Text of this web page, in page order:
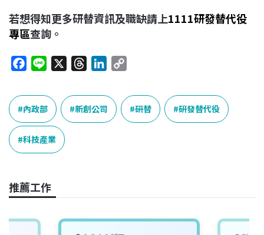
若想得知更多研替資訊及職缺請上1111研發替代役
專區查詢。
c
e
b
o
o
n
e
r
e
a
n
k
e
p
y
L
內政部 新創公司 研替 研發替代役
科技產業
推薦工作